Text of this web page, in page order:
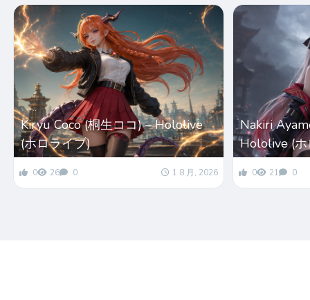
Kiryu Coco (桐生ココ) – Hololive
(ホロライブ)
0 26 0 1 8 月, 2026
Nakiri
Hololive (ホ
0 21 0